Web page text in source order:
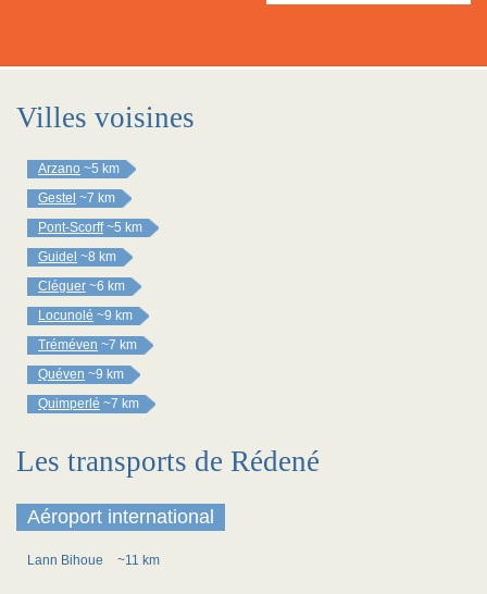
Villes voisines
Arzano ~5 km
Gestel ~7 km
Pont-Scorff ~5 km
Guidel ~8 km
Cléguer ~6 km
Locunolé ~9 km
Tréméven ~7 km
Quéven ~9 km
Quimperlé ~7 km
Les transports de Rédené
Aéroport international
Lann Bihoue ~11 km